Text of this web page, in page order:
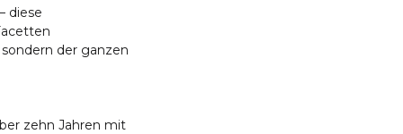
diese
der ganzen
zehn Jahren mit